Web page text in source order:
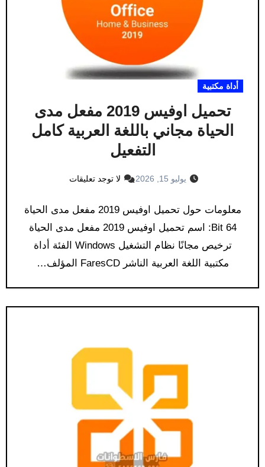
أداة مكتبية
تحميل اوفيس 2019 مفعل مدى
الحياة مجاني باللغة العربية كامل
التفعيل
يوليو 15, 2026 لا توجد تعليقات
معلومات حول تحميل اوفيس 2019 مفعل مدى الحياة
64 Bit: اسم تحميل اوفيس 2019 مفعل مدى الحياة
ترخيص مجانًا نظام التشغيل Windows الفئة أداة
مكتبية اللغة العربية الناشر FaresCD المؤلف…